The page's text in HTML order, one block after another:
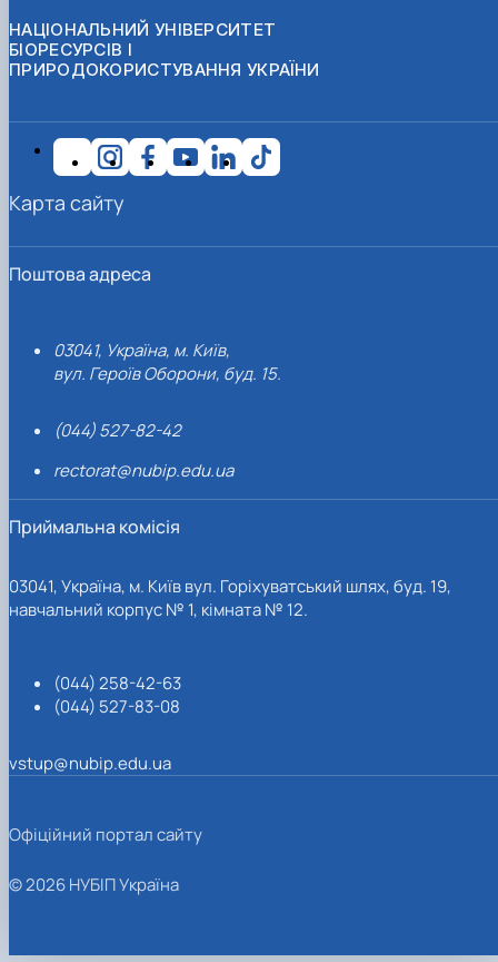
НАЦІОНАЛЬНИЙ УНІВЕРСИТЕТ
БІОРЕСУРСІВ І
ПРИРОДОКОРИСТУВАННЯ УКРАЇНИ
Поштова адреса
03041, Україна, м. Київ,
вул. Героїв Оборони, буд. 15.
(044) 527-82-42
rectorat@nubip.edu.ua
Приймальна комісія
03041, Україна, м. Київ вул. Горіхуватський шлях, буд. 19,
навчальний корпус № 1, кімната № 12.
(044) 258-42-63
(044) 527-83-08
vstup@nubip.edu.ua
Карта сайту
Офіційний портал сайту
© 2026 НУБІП Україна